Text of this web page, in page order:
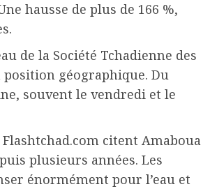
hausse de plus de 166 %,
de la Société Tchadienne des
position géographique. Du
souvent le vendredi et le
citent Amaboua
plusieurs années. Les
énormément pour l’eau et